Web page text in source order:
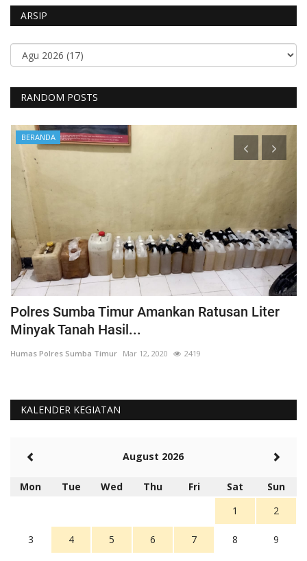
ARSIP
RANDOM POSTS
BERANDA
Polres Sumba Timur Amankan Ratusan Liter
Minyak Tanah Hasil...
Humas Polres Sumba Timur Mar 12, 2020 2419
KALENDER KEGIATAN
August 2026
Mon Tue Wed Thu Fri Sat
Sun
1
2
3 4 5 6 7 8 9